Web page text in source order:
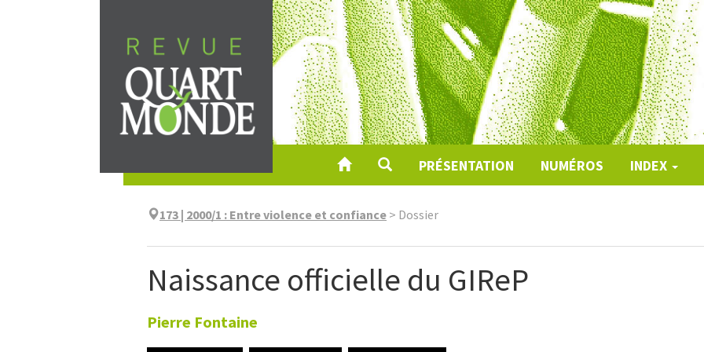
au
contenu
PRÉSENTATION NUMÉROS INDEX
173 | 2000/1 : Entre violence et confiance > Dossier
Naissance officielle du GIReP
Pierre Fontaine